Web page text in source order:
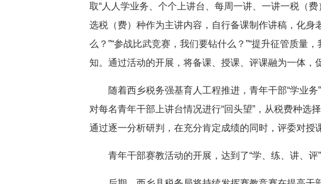
取“人人学业务、个个上讲台、每周一讲、一讲一税（
选税（费）种作为主讲内容，自行备课制作讲稿，化
么？”“参战比武竞赛，我们要钻什么？”“提升征管质量
知。通过活动的开展，将备课、授课、评课融为一体，
随着西乡税务强基育人工程推进，青年干部“学业
对每名青年干部上讲台情况进行“回头望”，从税费种选
通过逐一分析研判，在充分肯定成绩的同时，评委对授
青年干部赛教活动的开展，达到了“学、练、讲、